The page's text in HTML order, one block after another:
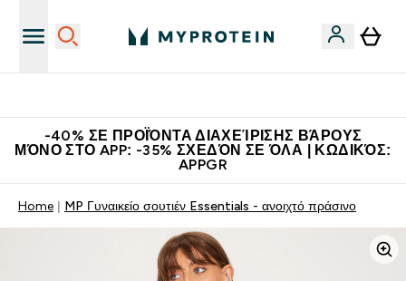
-40% ΣΕ ΠΡΟΪΌΝΤΑ ΔΙΑΧΕΊΡΙΣΗΣ ΒΆΡΟΥΣ
ΜΌΝΟ ΣΤΟ APP: -35% ΣΧΕΔΌΝ ΣΕ ΌΛΑ | ΚΩΔΙΚΌΣ:
APPGR
Home MP Γυναικείο σουτιέν Essentials - ανοιχτό πράσινο